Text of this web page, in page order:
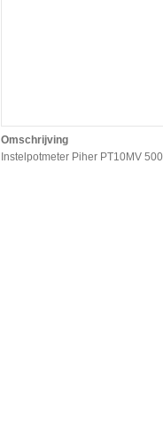
Omschrijving
Instelpotmeter Piher PT10MV